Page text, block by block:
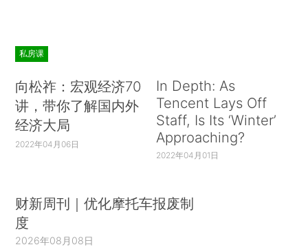
私房课
向松祚：宏观经济70
讲，带你了解国内外
经济大局
2022年04月06日
In Depth: As
Tencent Lays Off
Staff, Is Its ‘Winter’
Approaching?
2022年04月01日
财新周刊｜优化摩托车报废制
度
2026年08月08日